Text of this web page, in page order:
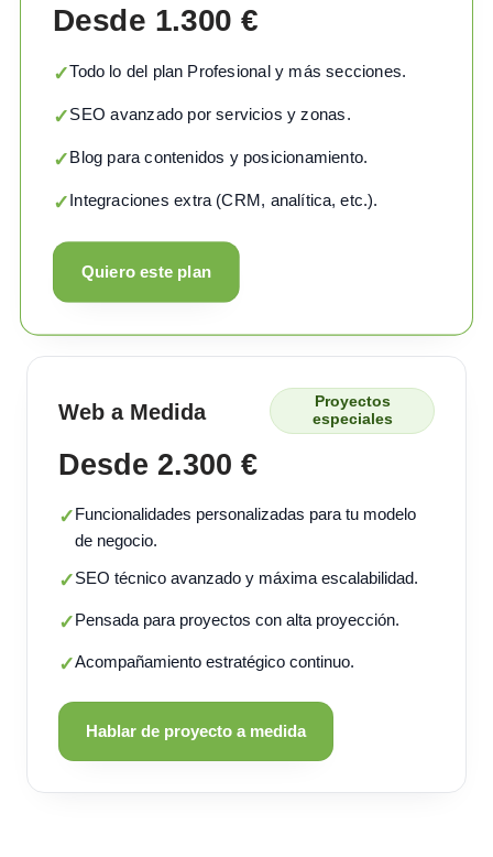
Desde 1.300 €
✓Todo lo del plan Profesional y más secciones.
✓SEO avanzado por servicios y zonas.
✓Blog para contenidos y posicionamiento.
✓Integraciones extra (CRM, analítica, etc.).
Quiero este plan
Web a Medida
Proyectos
especiales
Desde 2.300 €
✓Funcionalidades personalizadas para tu modelo
de negocio.
✓SEO técnico avanzado y máxima escalabilidad.
✓Pensada para proyectos con alta proyección.
✓Acompañamiento estratégico continuo.
Hablar de proyecto a medida